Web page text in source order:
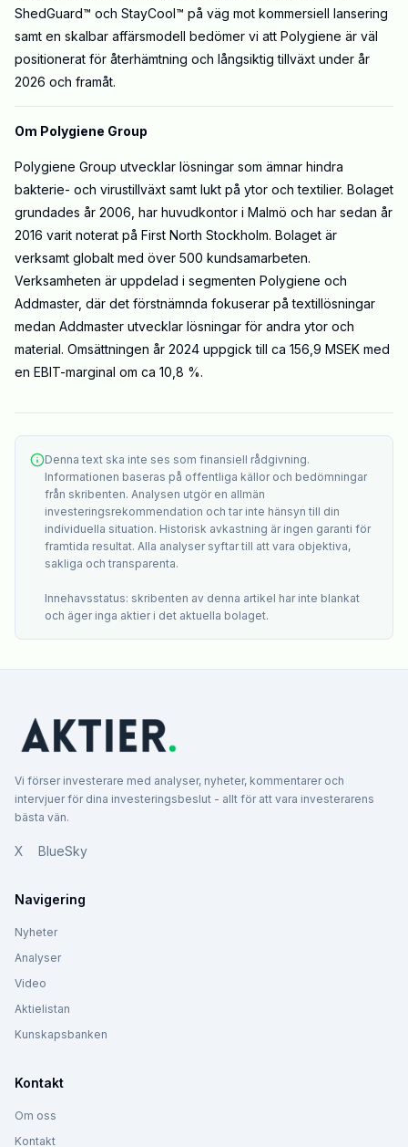
ShedGuard™ och StayCool™ på väg mot kommersiell lansering
samt en skalbar affärsmodell bedömer vi att Polygiene är väl
positionerat för återhämtning och långsiktig tillväxt under år
2026 och framåt.
Om Polygiene Group
Polygiene Group utvecklar lösningar som ämnar hindra
bakterie- och virustillväxt samt lukt på ytor och textilier. Bolaget
grundades år 2006, har huvudkontor i Malmö och har sedan år
2016 varit noterat på First North Stockholm. Bolaget är
verksamt globalt med över 500 kundsamarbeten.
Verksamheten är uppdelad i segmenten Polygiene och
Addmaster, där det förstnämnda fokuserar på textillösningar
medan Addmaster utvecklar lösningar för andra ytor och
material. Omsättningen år 2024 uppgick till ca 156,9 MSEK med
en EBIT-marginal om ca 10,8 %.
Denna text ska inte ses som finansiell rådgivning.
Informationen baseras på offentliga källor och bedömningar
från skribenten. Analysen utgör en allmän
investeringsrekommendation och tar inte hänsyn till din
individuella situation. Historisk avkastning är ingen garanti för
framtida resultat. Alla analyser syftar till att vara objektiva,
sakliga och transparenta.
Innehavsstatus: skribenten av denna artikel har inte blankat
och äger inga aktier i det aktuella bolaget.
Vi förser investerare med analyser, nyheter, kommentarer och
intervjuer för dina investeringsbeslut - allt för att vara investerarens
bästa vän.
X BlueSky
Navigering
Nyheter
Analyser
Video
Aktielistan
Kunskapsbanken
Kontakt
Om oss
Kontakt